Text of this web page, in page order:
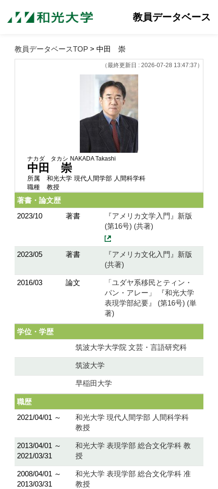
教員データベース
教員データベースTOP > 中田 崇
（最終更新日 : 2026-07-28 13:47:37）
ナカダ タカシ NAKADA Takashi
中田 崇
所属
和光大学 現代人間学部 人間科学科
職種
教授
著書・論文歴
2023/10
著書
『アメリカ文学入門』新版
(第16号) (共著)
2023/05 著書
『アメリカ文化入門』新版
(共著)
2016/03 論文
「ユダヤ系移民とティン・
パン・アレー」 『和光大学
表現学部紀要』 (第16号) (単
著)
学位・学歴
筑波大学大学院 文芸・言語研究科
筑波大学
早稲田大学
職歴
2021/04/01 ～
和光大学 現代人間学部 人間科学科
教授
2013/04/01 ～
2021/03/31
和光大学 表現学部 総合文化学科 教
授
2008/04/01 ～
2013/03/31
和光大学 表現学部 総合文化学科 准
教授